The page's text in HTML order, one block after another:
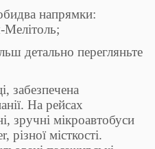
напрямки:
Мелітоль;
детально перегляньте
забезпечена
На рейсах
зручні мікроавтобуси
місткості.